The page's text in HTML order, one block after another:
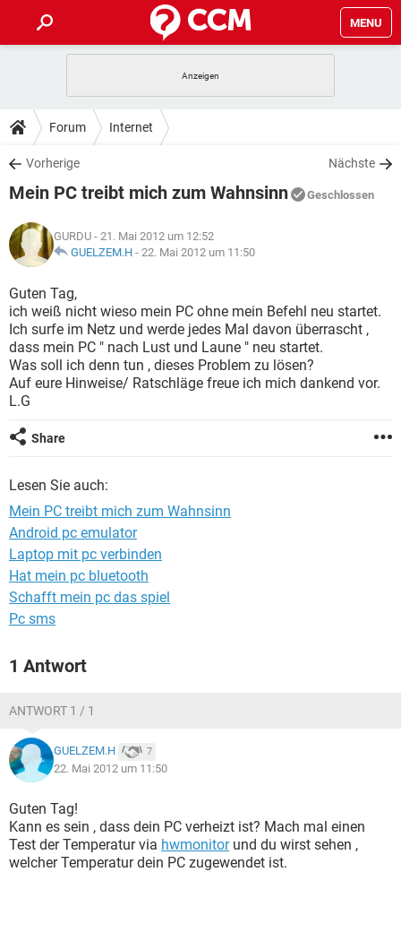
MENU
ANDROID
WINDOWS 10
WHATSAPP TIKTOK
FACEBOOK
TIPPS & TRICKS
SPIELE
WHATSAPP
FACEBOOK
DOWNLOADS
SPIELE STREAMING
ANDROID
WINDOWS 10 INSTAGRAM
WHATSAPP
FACEBOOK HARDWARE
SPIELE
ANDROID
WINDOWS 10
WHATSAPP TIKTOK
FACEBOOK HARDWARE
LEXIKON
SPIELE
ANDROID IOS
WINDOWS 10 INSTAGRAM
WHATSAPP TIKTOK
FACEBOOK
Forum Internet
Vorherige Nächste
Mein PC treibt mich zum Wahnsinn Geschlossen
GURDU - 21. Mai 2012 um 12:52
GUELZEM.H - 22. Mai 2012 um 11:50
Guten Tag,
ich weiß nicht wieso mein PC ohne mein Befehl neu startet.
Ich surfe im Netz und werde jedes Mal davon überrascht ,
dass mein PC " nach Lust und Laune " neu startet.
Was soll ich denn tun , dieses Problem zu lösen?
Auf eure Hinweise/ Ratschläge freue ich mich dankend vor.
L.G
Share
Lesen Sie auch:
Mein PC treibt mich zum Wahnsinn
Android pc emulator
Laptop mit pc verbinden
Hat mein pc bluetooth
Schafft mein pc das spiel
Pc sms
1 Antwort
ANTWORT 1 / 1
GUELZEM.H 7
22. Mai 2012 um 11:50
Guten Tag!
Kann es sein , dass dein PC verheizt ist? Mach mal einen
Test der Temperatur via hwmonitorund du wirst sehen ,
welcher Temperatur dein PC zugewendet ist.